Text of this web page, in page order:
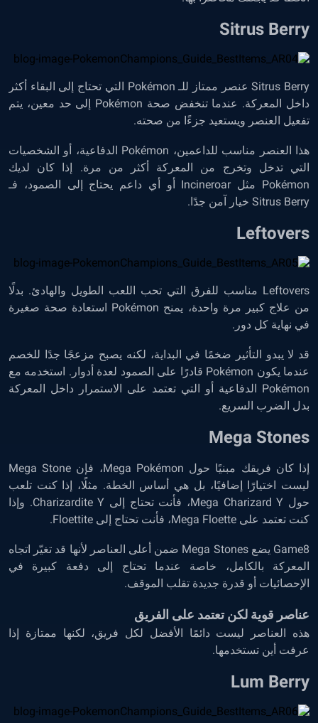
Sitrus Berry
Sitrus Berry عنصر ممتاز للـ Pokémon التي تحتاج إلى البقاء أكثر
داخل المعركة. عندما تنخفض صحة Pokémon إلى حد معين، يتم
تفعيل العنصر ويستعيد جزءًا من صحته.
هذا العنصر مناسب للداعمين، Pokémon الدفاعية، أو الشخصيات
التي تدخل وتخرج من المعركة أكثر من مرة. إذا كان لديك
Pokémon مثل Incineroar أو أي داعم يحتاج إلى الصمود، فـ
Sitrus Berry خيار آمن جدًا.
Leftovers
Leftovers مناسب للفرق التي تحب اللعب الطويل والهادئ. بدلًا
من علاج كبير مرة واحدة، يمنح Pokémon استعادة صحة صغيرة
في نهاية كل دور.
قد لا يبدو التأثير ضخمًا في البداية، لكنه يصبح مزعجًا جدًا للخصم
عندما يكون Pokémon قادرًا على الصمود لعدة أدوار. استخدمه مع
Pokémon الدفاعية أو التي تعتمد على الاستمرار داخل المعركة
بدل الضرب السريع.
Mega Stones
إذا كان فريقك مبنيًا حول Mega Pokémon، فإن Mega Stone
ليست اختيارًا إضافيًا، بل هي أساس الخطة. مثلًا، إذا كنت تلعب
حول Mega Charizard Y، فأنت تحتاج إلى Charizardite Y. وإذا
كنت تعتمد على Mega Floette، فأنت تحتاج إلى Floettite.
Game8 يضع Mega Stones ضمن أعلى العناصر لأنها قد تغيّر اتجاه
المعركة بالكامل، خاصة عندما تحتاج إلى دفعة كبيرة في
الإحصائيات أو قدرة جديدة تقلب الموقف.
عناصر قوية لكن تعتمد على الفريق
هذه العناصر ليست دائمًا الأفضل لكل فريق، لكنها ممتازة إذا
عرفت أين تستخدمها.
Lum Berry